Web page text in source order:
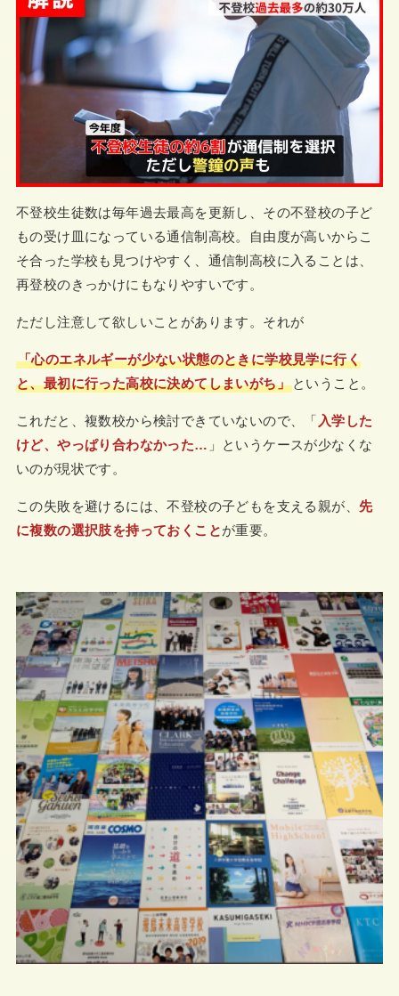
不登校生徒数は毎年過去最高を更新し、その不登校の子ど
もの受け皿になっている通信制高校。自由度が高いからこ
そ合った学校も見つけやすく、通信制高校に入ることは、
再登校のきっかけにもなりやすいです。
ただし注意して欲しいことがあります。それが
「心のエネルギーが少ない状態のときに学校見学に行く
と、最初に行った高校に決めてしまいがち」ということ。
これだと、複数校から検討できていないので、「 入学した
けど、やっぱり合わなかった… 」というケースが少なくな
いのが現状です。
この失敗を避けるには、不登校の子どもを支える親が、 先
に複数の選択肢を持っておくことが重要。